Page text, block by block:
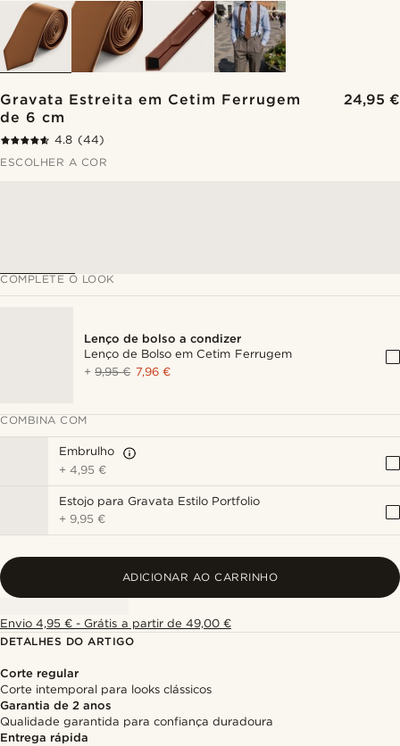
Gravata Estreita em Cetim Ferrugem
de 6 cm
24,95 €
4.8 (44)
ESCOLHER A COR
COMPLETE O LOOK
Lenço de bolso a condizer
Lenço de Bolso em Cetim Ferrugem
+9,95 € 7,96 €
COMBINA COM
Embrulho
+4,95 €
Estojo para Gravata Estilo Portfolio
+ 9,95 €
ADICIONAR AO CARRINHO
Envio 4,95 € - Grátis a partir de 49,00 €
DETALHES DO ARTIGO
Corte regular
Corte intemporal para looks clássicos
Garantia de 2 anos
Qualidade garantida para confiança duradoura
Entrega rápida